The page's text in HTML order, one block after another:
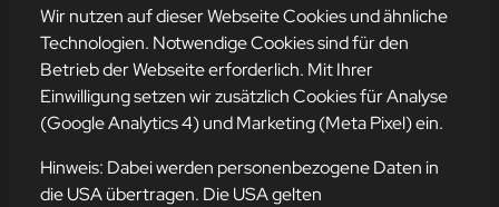
mehr erfahren
Adresse
mission-webstyle oHG
Bürgermeister-Regitz-Straße 40
66539 Neunkirchen
Wir nutzen auf dieser Webseite Cookies und ähnliche
Technologien. Notwendige Cookies sind für den
Betrieb der Webseite erforderlich. Mit Ihrer
Einwilligung setzen wir zusätzlich Cookies für Analyse
(Google Analytics 4) und Marketing (Meta Pixel) ein.
Hinweis: Dabei werden personenbezogene Daten in
die USA übertragen. Die USA gelten